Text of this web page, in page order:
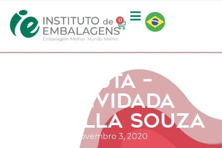
0
MERCADO EM
PAUTA –
CONVIDADA
DANIELLA SOUZA
novembro 3, 2020